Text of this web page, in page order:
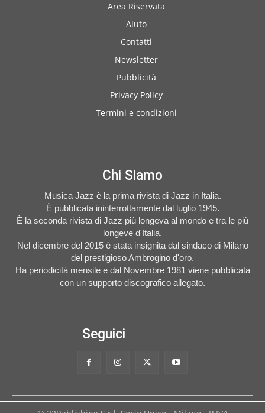
Area Riservata
Aiuto
Contatti
Newsletter
Pubblicità
Privacy Policy
Termini e condizioni
Chi Siamo
Musica Jazz è la prima rivista di Jazz in Italia.
È pubblicata ininterrottamente dal luglio 1945.
È la seconda rivista di Jazz più longeva al mondo e tra le più
longeve d'Italia.
Nel dicembre del 2015 è stata insignita dal sindaco di Milano
del prestigioso Ambrogino d'oro.
Ha periodicità mensile e dal Novembre 1981 viene pubblicata
con un supporto discografico allegato.
Seguici